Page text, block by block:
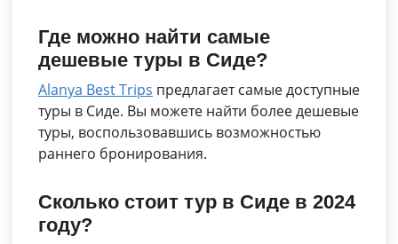
Где можно найти самые
дешевые туры в Сиде?
Alanya Best Trips предлагает самые доступные
туры в Сиде. Вы можете найти более дешевые
туры, воспользовавшись возможностью
раннего бронирования.
Сколько стоит тур в Сиде в 2024
году?